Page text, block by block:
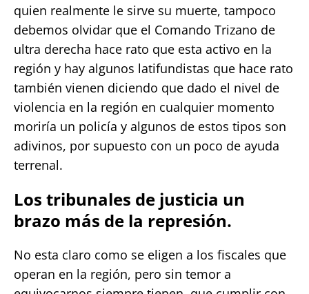
quien realmente le sirve su muerte, tampoco
debemos olvidar que el Comando Trizano de
ultra derecha hace rato que esta activo en la
región y hay algunos latifundistas que hace rato
también vienen diciendo que dado el nivel de
violencia en la región en cualquier momento
moriría un policía y algunos de estos tipos son
adivinos, por supuesto con un poco de ayuda
terrenal.
Los tribunales de justicia un
brazo más de la represión.
No esta claro como se eligen a los fiscales que
operan en la región, pero sin temor a